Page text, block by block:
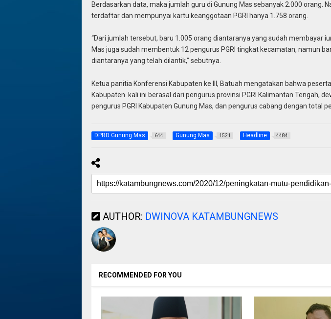
Berdasarkan data, maka jumlah guru di Gunung Mas sebanyak 2.000 orang.
terdaftar dan mempunyai kartu keanggotaan PGRI hanya 1.758 orang.
“Dari jumlah tersebut, baru 1.005 orang diantaranya yang sudah membayar
Mas juga sudah membentuk 12 pengurus PGRI tingkat kecamatan, namun
diantaranya yang telah dilantik,” sebutnya.
Ketua panitia Konferensi Kabupaten ke III, Batuah mengatakan bahwa peserta
Kabupaten kali ini berasal dari pengurus provinsi PGRI Kalimantan Tengah,
pengurus PGRI Kabupaten Gunung Mas, dan pengurus cabang dengan total
DPRD Gunung Mas 644 Gunung Mas 1521 Headline 4484
AUTHOR: DWINOVA KATAMBUNGNEWS
RECOMMENDED FOR YOU